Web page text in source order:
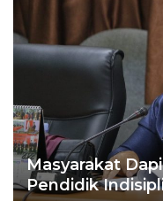
Masyarakat
Pendidik